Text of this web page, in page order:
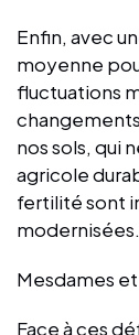
Enfin, avec
moyenne
fluctuations
nos sols, qui
agricole
fertilité sont
modernisées.
Mesdames
Face à ces